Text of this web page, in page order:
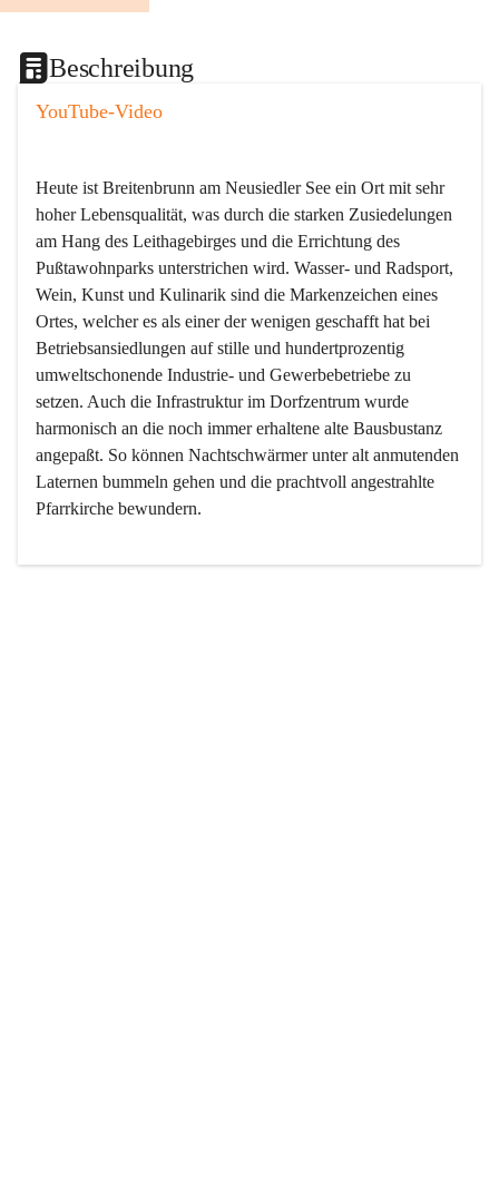
Beschreibung
YouTube-Video
Heute ist Breitenbrunn am Neusiedler See ein Ort mit sehr
hoher Lebensqualität, was durch die starken Zusiedelungen
am Hang des Leithagebirges und die Errichtung des
Pußtawohnparks unterstrichen wird. Wasser- und Radsport,
Wein, Kunst und Kulinarik sind die Markenzeichen eines
Ortes, welcher es als einer der wenigen geschafft hat bei
Betriebsansiedlungen auf stille und hundertprozentig
umweltschonende Industrie- und Gewerbebetriebe zu
setzen. Auch die Infrastruktur im Dorfzentrum wurde
harmonisch an die noch immer erhaltene alte Bausbustanz
angepaßt. So können Nachtschwärmer unter alt anmutenden
Laternen bummeln gehen und die prachtvoll angestrahlte
Pfarrkirche bewundern.
Der Weinbau dominert heute nicht mehr, ist aber integrativer